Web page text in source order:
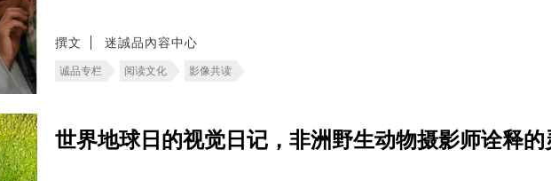
撰文 迷誠品內容中心
诚品专栏 阅读文化 影像共读
世界地球日的视觉日记，非洲野生动物摄影师诠释